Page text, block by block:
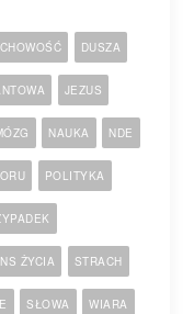
DUSZA
JEZUS
NAUKA NDE
POLITYKA
ŻYCIA STRACH
SŁOWA WIARA